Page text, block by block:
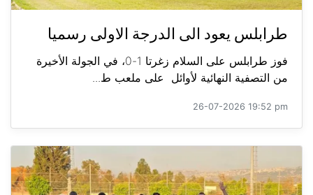
طرابلس يعود الى الدرجة الاولى رسميا
فوز طرابلس على السلام زغرتا 1-0، في الجولة الأخيرة
من التصفية النهائية لأوائل على ملعب ط...
26-07-2026 19:52 pm